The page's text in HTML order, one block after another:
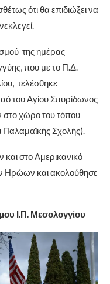
ότι θα επιδιώξει να
της ημέρας
που με το Π.Δ.
τελέσθηκε
του Αγίου Σπυρίδωνος
στο χώρο του τόπου
Σχολής).
στο Αμερικανικό
Ηρώων και ακολούθησε
Ι.Π. Μεσολογγίου